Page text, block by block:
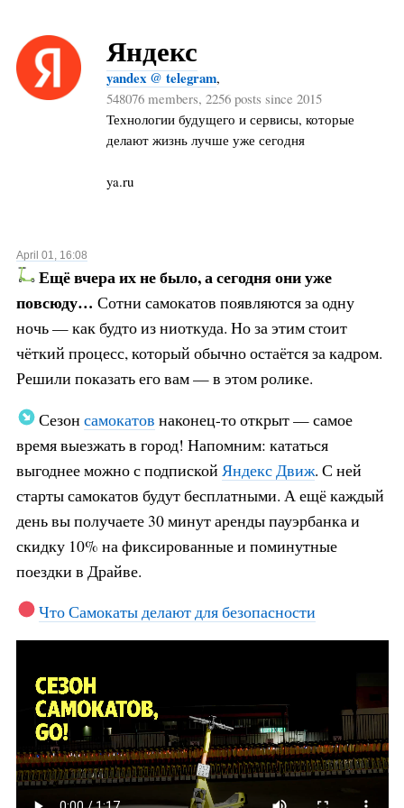
Яндекс
yandex @ telegram,
548076 members, 2256 posts since 2015
Технологии будущего и сервисы, которые
делают жизнь лучше уже сегодня
ya.ru
April 01, 16:08
Ещё вчера их не было, а сегодня они уже
повсюду… Сотни самокатов появляются за одну
ночь — как будто из ниоткуда. Но за этим стоит
чёткий процесс, который обычно остаётся за кадром.
Решили показать его вам — в этом ролике.
Сезон самокатов наконец-то открыт — самое
время выезжать в город! Напомним: кататься
выгоднее можно с подпиской Яндекс Движ. С ней
старты самокатов будут бесплатными. А ещё каждый
день вы получаете 30 минут аренды пауэрбанка и
скидку 10% на фиксированные и поминутные
поездки в Драйве.
Что Самокаты делают для безопасности